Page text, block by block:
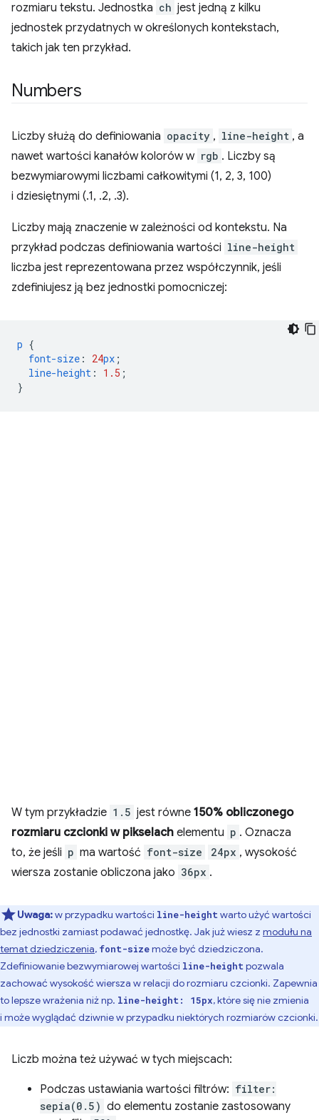
rozmiaru tekstu. Jednostka ch jest jedną z kilku
jednostek przydatnych w określonych kontekstach,
takich jak ten przykład.
Numbers
Liczby służą do definiowania opacity , line-height , a
nawet wartości kanałów kolorów w rgb . Liczby są
bezwymiarowymi liczbami całkowitymi (1, 2, 3, 100)
i dziesiętnymi (.1, .2, .3).
Liczby mają znaczenie w zależności od kontekstu. Na
przykład podczas definiowania wartości line-height
liczba jest reprezentowana przez współczynnik, jeśli
zdefiniujesz ją bez jednostki pomocniczej:
p {
font-size : 24px ;
line-height : 1.5 ;
}
W tym przykładzie 1.5 jest równe 150% obliczonego
rozmiaru czcionki w pikselach elementu p . Oznacza
to, że jeśli p ma wartość font-size 24px , wysokość
wiersza zostanie obliczona jako 36px .
Uwaga:w przypadku wartości line-height warto użyć wartości
bez jednostki zamiast podawać jednostkę. Jak już wiesz z modułu na
temat dziedziczenia, font-sizemoże być dziedziczona.
Zdefiniowanie bezwymiarowej wartości line-height pozwala
zachować wysokość wiersza w relacji do rozmiaru czcionki. Zapewnia
to lepsze wrażenia niż np. line-height: 15px, które się nie zmienia
i może wyglądać dziwnie w przypadku niektórych rozmiarów czcionki.
Liczb można też używać w tych miejscach:
Podczas ustawiania wartości filtrów: filter:
sepia(0.5) do elementu zostanie zastosowany